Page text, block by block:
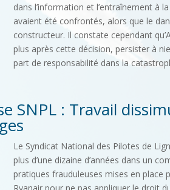
dans l’information et l’entraînement à
avaient été confrontés, alors que le
constructeur. Il constate cependant
plus après cette décision, persister à
part de responsabilité dans la
SNPL : Travail
Le Syndicat National des Pilotes de
plus d’une dizaine d’années dans un
pratiques frauduleuses mises en place